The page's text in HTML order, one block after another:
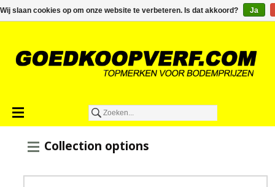
€0,00
Collection options
Wij slaan cookies op om onze website te verbeteren. Is dat akkoord? Ja